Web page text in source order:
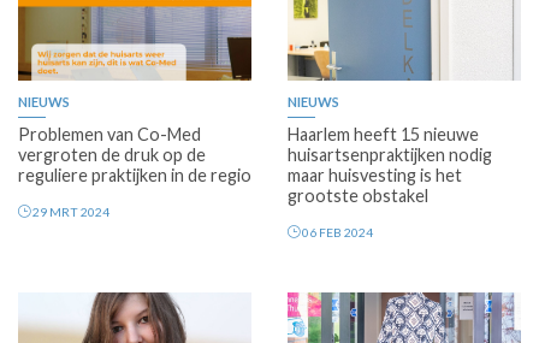
NIEUWS
Problemen van Co-Med
vergroten de druk op de
reguliere praktijken in de regio
29 MRT 2024
Premium
NIEUWS
Haarlem heeft 15 nieuwe
huisartsenpraktijken nodig
maar huisvesting is het
grootste obstakel
06 FEB 2024
Premium Premium